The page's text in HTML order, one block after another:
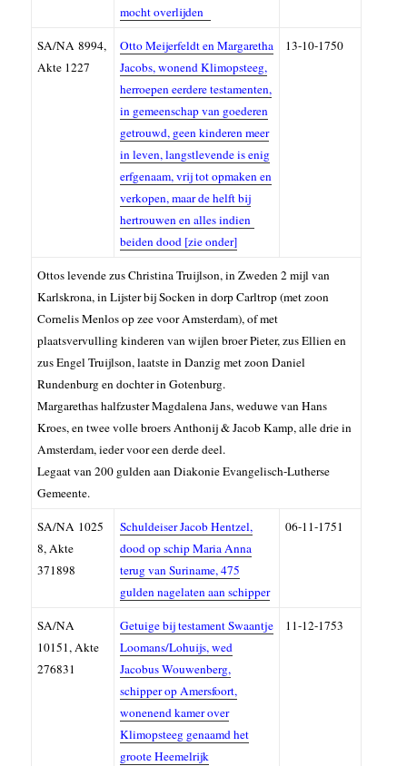
mocht overlijden
SA/NA 8994,
Akte 1227
Otto Meijerfeldt en Margaretha
Jacobs, wonend Klimopsteeg,
herroepen eerdere testamenten,
in gemeenschap van goederen
getrouwd, geen kinderen meer
in leven, langstlevende is enig
erfgenaam, vrij tot opmaken en
verkopen, maar de helft bij
hertrouwen en alles indien
beiden dood [zie onder]
13-10-1750
Ottos levende zus Christina Truijlson, in Zweden 2 mijl van
Karlskrona, in Lijster bij Socken in dorp Carltrop (met zoon
Cornelis Menlos op zee voor Amsterdam), of met
plaatsvervulling kinderen van wijlen broer Pieter, zus Ellien en
zus Engel Truijlson, laatste in Danzig met zoon Daniel
Rundenburg en dochter in Gotenburg.
Margarethas halfzuster Magdalena Jans, weduwe van Hans
Kroes, en twee volle broers Anthonij & Jacob Kamp, alle drie in
Amsterdam, ieder voor een derde deel.
Legaat van 200 gulden aan Diakonie Evangelisch-Lutherse
Gemeente.
SA/NA 1025
8, Akte
371898
Schuldeiser Jacob Hentzel,
dood op schip Maria Anna
terug van Suriname, 475
gulden nagelaten aan schipper
06-11-1751
SA/NA
10151, Akte
276831
Getuige bij testament Swaantje
Loomans/Lohuijs, wed
Jacobus Wouwenberg,
schipper op Amersfoort,
wonenend kamer over
Klimopsteeg genaamd het
groote Heemelrijk
11-12-1753